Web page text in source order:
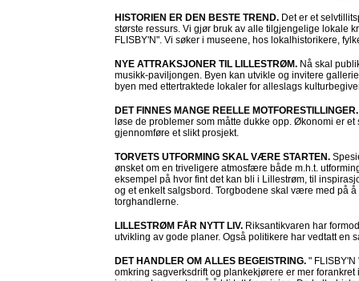
HISTORIEN ER DEN BESTE TREND. Det er et
største ressurs. Vi gjør bruk av alle tilgjengelige lokale
FLISBY'N". Vi søker i museene, hos lokalhistorikere,
NYE ATTRAKSJONER TIL LILLESTRØM. Nå skal
musikk-paviljongen. Byen kan utvikle og invitere
byen med ettertraktede lokaler for alleslags
DET FINNES MANGE REELLE
løse de problemer som måtte dukke opp. Økonomi er
gjennomføre et slikt prosjekt.
TORVETS UTFORMING SKAL VÆRE STARTEN.
ønsket om en triveligere atmosfære både m.h.t.
eksempel på hvor fint det kan bli i Lillestrøm, til
og et enkelt salgsbord. Torgbodene skal være med på
torghandlerne.
LILLESTRØM FÅR NYTT LIV. Riksantikvaren har
utvikling av gode planer. Også politikere har vedtatt en
DET HANDLER OM ALLES BEGEISTRING. "
omkring sagverksdrift og plankekjørere er mer